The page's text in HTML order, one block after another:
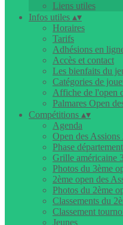
Liens utiles
Infos utiles ▴▾
Horaires
Tarifs
Adhésions en
Accès et contact
Les bienfaits du
Catégories de
Affiche de l'open
Palmares Open
Compétitions ▴▾
Agenda
Open des Assions
Phase
Grille américaine
Photos du 3ème
2ème open des
Photos du 2ème
Classements du
Classement
Jeunes